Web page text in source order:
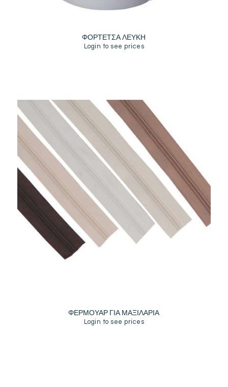
ΦΟΡΤΕΤΣΑ ΛΕΥΚΗ
Login to see prices
ΦΕΡΜΟΥΑΡ ΓΙΑ ΜΑΞΙΛΑΡΙΑ
Login to see prices